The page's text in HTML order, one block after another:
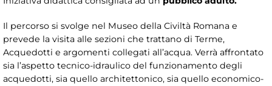
Il percorso si svolge nel Museo della Civiltà Romana e
prevede la visita alle sezioni che trattano di Terme,
Acquedotti e argomenti collegati all’acqua. Verrà affrontato
sia l’aspetto tecnico-idraulico del funzionamento degli
acquedotti, sia quello architettonico, sia quello economico-